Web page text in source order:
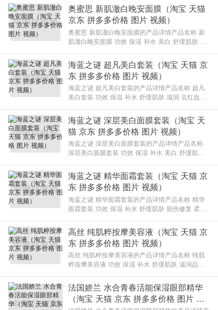
品规格 三件套系列名 眼部
奥蜜思 新肌澈白晚安面膜（淘宝 天猫
京东 拼多多价格 图片 视频）
奥蜜思 新肌澈白晚安面膜的产品详情产品名称 新
肌澈白晚安面膜 功效 保湿 补水 美白 舒缓肌肤 提
名 护肤系列使用奥蜜思 新
海蓝之谜 超凡美白套装（淘宝 天猫 京
东 拼多多价格 图片 视频）
海蓝之谜 超凡美白套装的产品详情产品名称 超凡
美白套装 功效 保湿 补水 舒缓肌肤 滋润 去红血丝
名 脸部保养系列使用海蓝
海蓝之谜 深层美白面膜套装（淘宝 天
猫 京东 拼多多价格 图片 视频）
海蓝之谜 深层美白面膜套装的产品详情产品名称
深层美白面膜套装 功效 保湿 补水 美白 舒缓肌肤
8片系列名 美白系列使用
海蓝之谜 精华面霜套装（淘宝 天猫 京
东 拼多多价格 图片 视频）
海蓝之谜 精华面霜套装的产品详情产品名称 精华
面霜套装 功效 保湿 补水 舒缓肌肤 损伤修复 柔肤
套系列名 面霜系列使用海
高丝 纯肌粹按摩美容液（淘宝 天猫 京
东 拼多多价格 图片 视频）
高丝 纯肌粹按摩美容液的产品详情产品名称 纯肌
粹按摩美容液 功效 保湿 补水 舒缓肌肤 滋润品牌
纯肌粹按摩美容液的评价做
法国娇兰 水合青春活能保湿眼部精华
（淘宝 天猫 京东 拼多多价格 图片 视